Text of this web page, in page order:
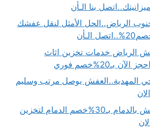
بنا الـأن
الرياض..الحل الأمثل لنقل عفشك
الـأن
الرياض خدمات تخزين اثاث
المهدية..العفش يوصل مرتب وسليم
شركة تخزين عفش بالدمام بـ30%خصم الدمام لتخزين